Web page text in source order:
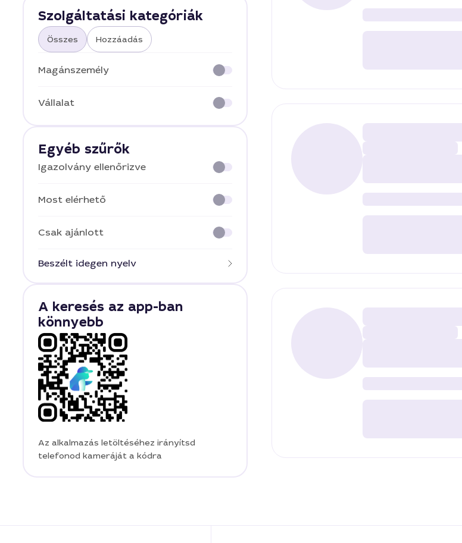
Szolgáltatási kategóriák
Összes Hozzáadás
Magánszemély
Vállalat
Egyéb szűrők
Igazolvány ellenőrizve
Most elérhető
Csak ajánlott
Beszélt idegen nyelv
A keresés az app-ban
könnyebb
Az alkalmazás letöltéséhez irányítsd
telefonod kameráját a kódra